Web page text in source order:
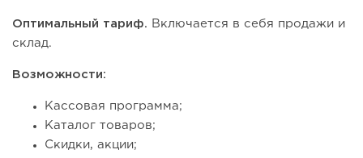
Оптимальный тариф. Включается в себя продажи и
склад.
Возможности:
Кассовая программа;
Каталог товаров;
Скидки, акции;